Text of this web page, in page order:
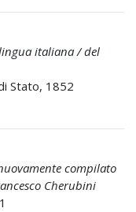
italiana / del
Stato, 1852
compilato
Cherubini